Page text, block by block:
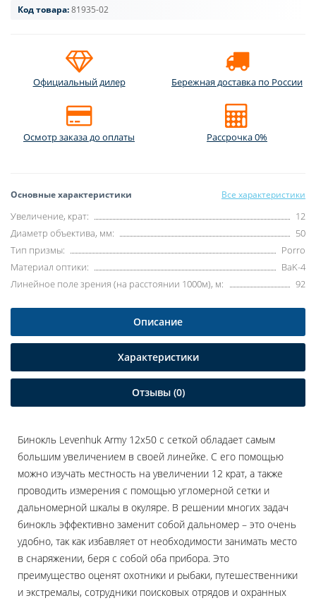
Код товара:81935-02
Официальный дилер Бережная доставка по России
Осмотр заказа до оплаты Рассрочка 0%
Основные характеристики Все характеристики
Увеличение, крат:
12
Диаметр объектива, мм:
50
Тип призмы:
Porro
Материал оптики:
BaK-4
Линейное поле зрения (на расстоянии 1000м), м:
92
Описание
Характеристики
Отзывы (0)
Бинокль Levenhuk Army 12x50 с сеткой обладает самым
большим увеличением в своей линейке. С его помощью
можно изучать местность на увеличении 12 крат, а также
проводить измерения с помощью угломерной сетки и
дальномерной шкалы в окуляре. В решении многих задач
бинокль эффективно заменит собой дальномер – это очень
удобно, так как избавляет от необходимости занимать место
в снаряжении, беря с собой оба прибора. Это
преимущество оценят охотники и рыбаки, путешественники
и экстремалы, сотрудники поисковых отрядов и охранных